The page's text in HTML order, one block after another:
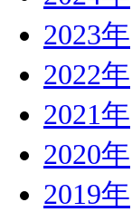
2023年
2022年
2021年
2020年
2019年